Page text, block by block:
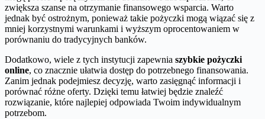
zwiększa szanse na otrzymanie finansowego wsparcia. Warto
jednak być ostrożnym, ponieważ takie pożyczki mogą wiązać się z
mniej korzystnymi warunkami i wyższym oprocentowaniem w
porównaniu do tradycyjnych banków.
Dodatkowo, wiele z tych instytucji zapewnia szybkie pożyczki
online, co znacznie ułatwia dostęp do potrzebnego finansowania.
Zanim jednak podejmiesz decyzję, warto zasięgnąć informacji i
porównać różne oferty. Dzięki temu łatwiej będzie znaleźć
rozwiązanie, które najlepiej odpowiada Twoim indywidualnym
potrzebom.